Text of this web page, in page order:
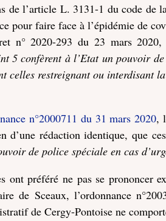
de l’article L. 3131-1 du code de
pour faire face à l’épidémie de
n° 2020-293 du 23 mars
5 confèrent à l’Etat un pouvoir
celles restreignant ou interdisant
n°2000711 du 31 mars 2020,
d’une rédaction identique, que
de police spéciale en cas
ont préféré ne pas se prononcer
de Sceaux, l’ordonnance
de Cergy-Pontoise ne